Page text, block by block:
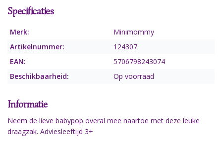
Specificaties
Merk:
Minimommy
Artikelnummer:
124307
EAN:
5706798243074
Beschikbaarheid:
Op voorraad
Informatie
Neem de lieve babypop overal mee naartoe met deze leuke
draagzak. Adviesleeftijd 3+